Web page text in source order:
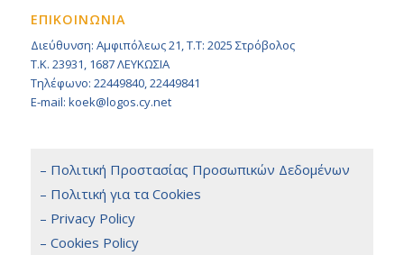
ΕΠΙΚΟΙΝΩΝΙΑ
Διεύθυνση: Αμφιπόλεως 21, Τ.Τ: 2025 Στρόβολος
Τ.Κ. 23931, 1687 ΛΕΥΚΩΣΙΑ
Τηλέφωνο: 22449840, 22449841
E-mail: koek@logos.cy.net
– Πολιτική Προστασίας Προσωπικών Δεδομένων
– Πολιτική για τα Cookies
– Privacy Policy
– Cookies Policy